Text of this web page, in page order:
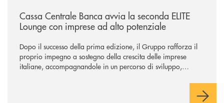
Cassa Centrale Banca avvia la seconda ELITE
Lounge con imprese ad alto potenziale
Dopo il successo della prima edizione, il Gruppo rafforza il
proprio impegno a sostegno della crescita delle imprese
italiane, accompagnandole in un percorso di sviluppo,